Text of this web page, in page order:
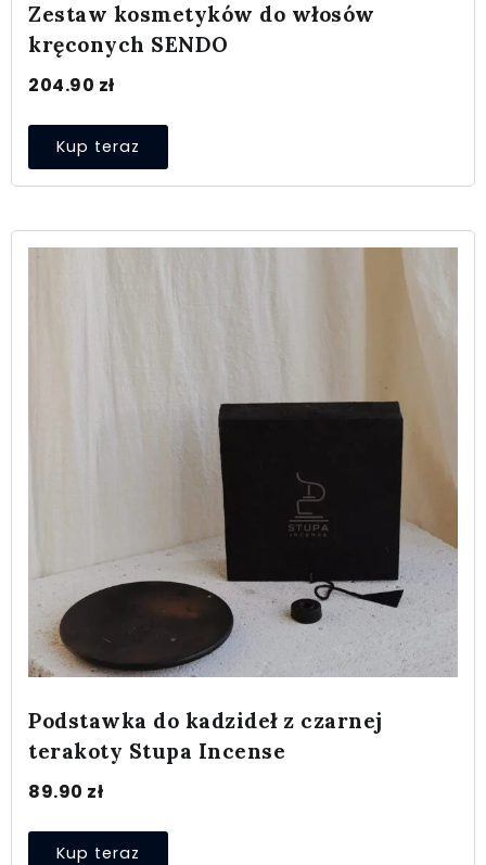
Zestaw kosmetyków do włosów
kręconych SENDO
204.90 zł
Kup teraz
Podstawka do kadzideł z czarnej
terakoty Stupa Incense
89.90 zł
Kup teraz